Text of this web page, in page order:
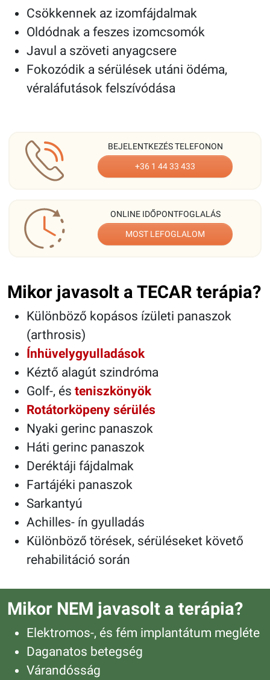
Csökkennek az izomfájdalmak
Oldódnak a feszes izomcsomók
Javul a szöveti anyagcsere
Fokozódik a sérülések utáni ödéma,
véraláfutások felszívódása
BEJELENTKEZÉS TELEFONON
+36 1 44 33 433
ONLINE IDŐPONTFOGLALÁS
MOST LEFOGLALOM
Mikor javasolt a TECAR terápia?
Különböző kopásos ízületi panaszok
(arthrosis)
Ínhüvelygyulladások
Kéztő alagút szindróma
Golf-, és teniszkönyök
Rotátorköpeny sérülés
Nyaki gerinc panaszok
Háti gerinc panaszok
Deréktáji fájdalmak
Fartájéki panaszok
Sarkantyú
Achilles- ín gyulladás
Különböző törések, sérüléseket követő
rehabilitáció során
Mikor NEM javasolt a terápia?
Elektromos-, és fém implantátum megléte
Daganatos betegség
Várandósság